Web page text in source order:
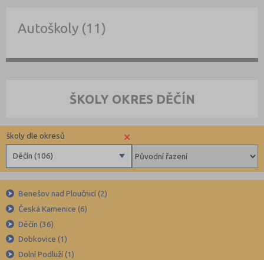
Autoškoly (11)
ŠKOLY OKRES DĚČÍN
×
Děčín (106)
školy dle okresů
Beroun (85)
Blansko (88)
Brno-město (317)
Brno-venkov (149)
Benešov nad Ploučnicí (2)
Česká Kamenice (6)
Děčín (36)
Dobkovice (1)
Dolní Podluží (1)